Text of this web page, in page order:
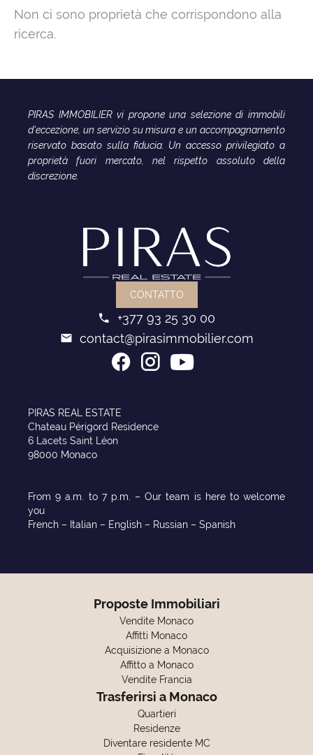
Non ci sono proprietà che corrispondono alla
ricerca.
PIRAS IMMOBILIER vi propone una selezione di immobili
d'eccezione, un servizio su misura e un accompagnamento
riservato basato sulla fiducia. Un accesso privilegiato a
proprietà fuori mercato, nel rispetto assoluto della
discrezione.
CONTATTO
+377 93 25 30 00
contact@pirasimmobilier.com
PIRAS REAL ESTATE
Chateau Périgord Residence
6 Lacets Saint Léon
98000 Monaco
From 9 a.m. to 7 p.m. – Our team is here to welcome
you
French – Italian – English – Russian – Spanish
Proposte Immobiliari
Vendite Monaco
Affitti Monaco
Acquisizione a Monaco
Affitto a Monaco
Vendite Francia
Trasferirsi a Monaco
Quartieri
Residenze
Diventare residente MC